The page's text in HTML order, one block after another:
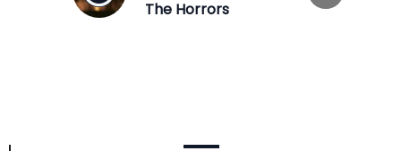
The Horrors